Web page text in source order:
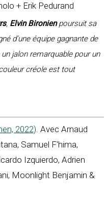
+ Erik Pedurand
, Elvin Bironienpoursuit sa
d’une équipe gagnante de
jalon remarquable pour un
créole est tout
2022). Avec Arnaud
Samuel F'hima,
Izquierdo, Adrien
Moonlight Benjamin &